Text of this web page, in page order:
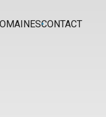
CONTACT